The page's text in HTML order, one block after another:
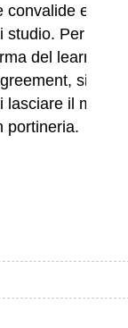
convalide e i piani
studio. Per la
del learning
si prega
lasciare il modulo
portineria.